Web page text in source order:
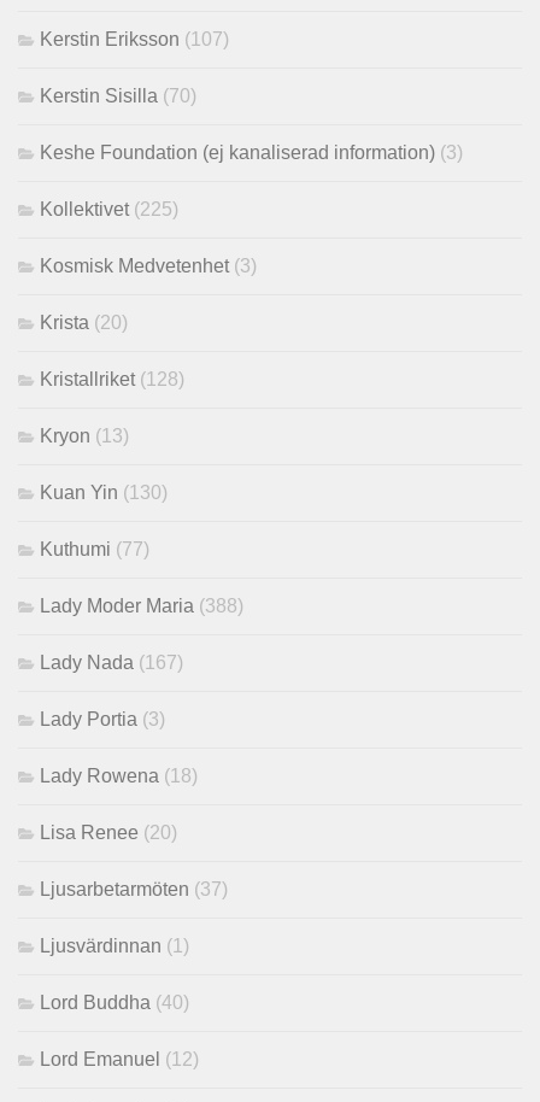
Kerstin Eriksson (107)
Kerstin Sisilla (70)
Keshe Foundation (ej kanaliserad information) (3)
Kollektivet (225)
Kosmisk Medvetenhet (3)
Krista (20)
Kristallriket (128)
Kryon (13)
Kuan Yin (130)
Kuthumi (77)
Lady Moder Maria (388)
Lady Nada (167)
Lady Portia (3)
Lady Rowena (18)
Lisa Renee (20)
Ljusarbetarmöten (37)
Ljusvärdinnan (1)
Lord Buddha (40)
Lord Emanuel (12)